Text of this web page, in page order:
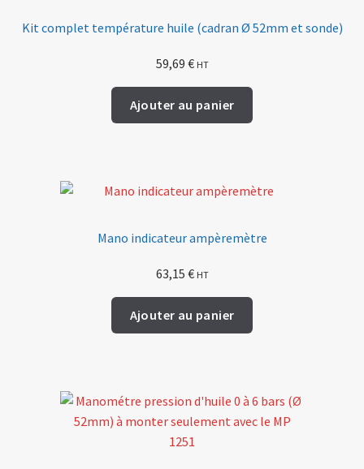
Kit complet température huile (cadran Ø 52mm et sonde)
59,69 € HT
Ajouter au panier
Mano indicateur ampèremètre
63,15 € HT
Ajouter au panier